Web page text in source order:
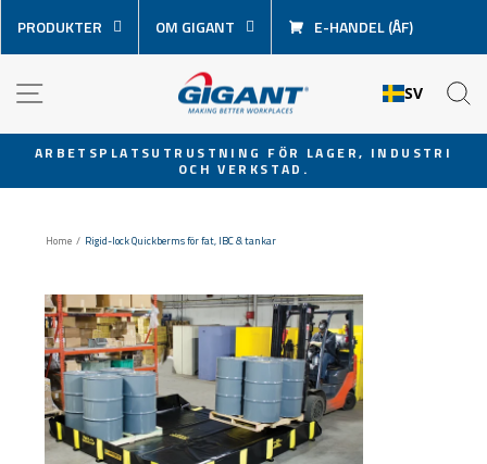
över
innehåll
PRODUKTER OM GIGANT E-HANDEL (ÅF)
SV
Pausa
ARBETSPLATSUTRUSTNING FÖR LAGER, INDUSTRI
OCH VERKSTAD.
Home / Rigid-lock Quickberms för fat, IBC & tankar